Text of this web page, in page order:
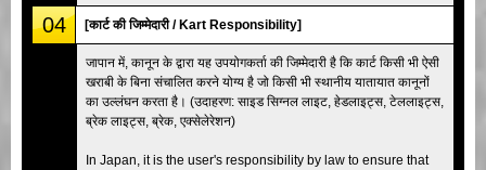
04 [कार्ट की जिम्मेदारी / Kart Responsibility]
जापान में, कानून के द्वारा यह उपयोगकर्ता की जिम्मेदारी है कि कार्ट किसी भी ऐसी
खराबी के बिना संचालित करने योग्य है जो किसी भी स्थानीय यातायात कानूनों
का उल्लंघन करता है। (उदाहरण: साइड सिग्नल लाइट, हेडलाइट्स, टेललाइट्स,
ब्रेक लाइट्स, ब्रेक, एक्सेलेरेशन)
In Japan, it is the user's responsibility by law to ensure that